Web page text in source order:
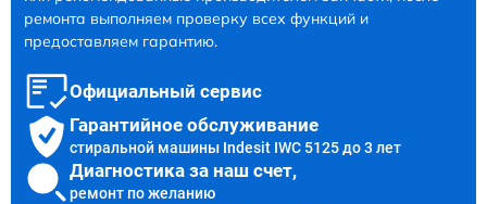
ремонта выполняем проверку всех функций и
предоставляем гарантию.
Официальный сервис
Гарантийное обслуживание
стиральной машины Indesit IWC 5125 до 3 лет
Диагностика за наш счет,
ремонт по желанию